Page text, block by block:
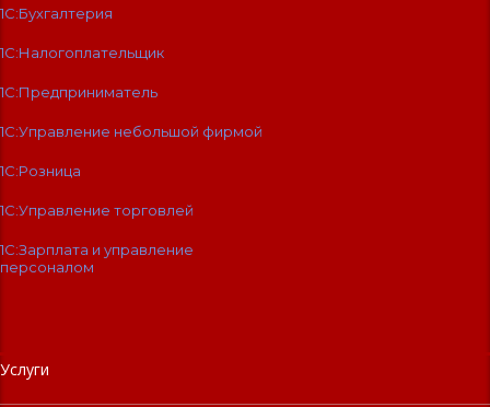
1С:Бухгалтерия
1С:Налогоплательщик
1С:Предприниматель
1С:Управление небольшой фирмой
1С:Розница
1С:Управление торговлей
1С:Зарплата и управление
персоналом
Услуги